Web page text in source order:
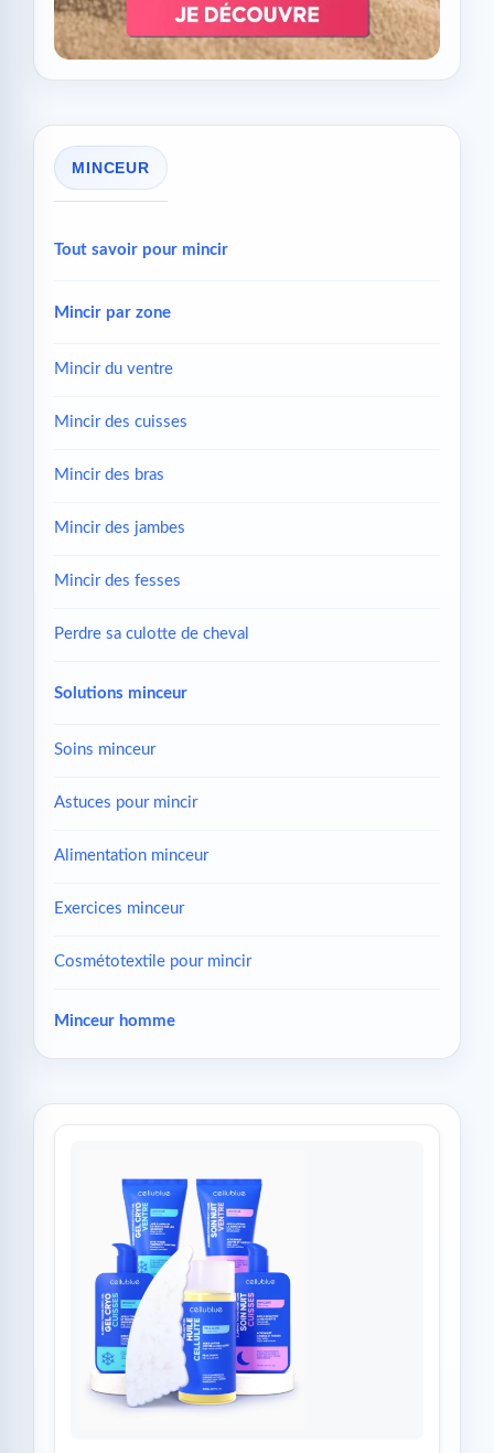
MINCEUR
Tout savoir pour mincir
Mincir par zone
Mincir du ventre
Mincir des cuisses
Mincir des bras
Mincir des jambes
Mincir des fesses
Perdre sa culotte de cheval
Solutions minceur
Soins minceur
Astuces pour mincir
Alimentation minceur
Exercices minceur
Cosmétotextile pour mincir
Minceur homme